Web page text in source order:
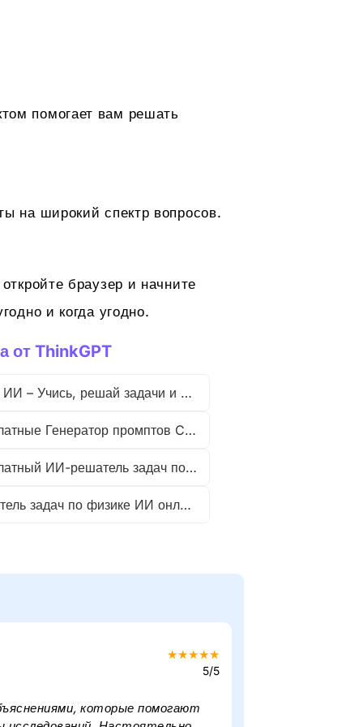
помогает вам решать
на широкий спектр вопросов.
браузер и начните
и когда угодно.
от ThinkGPT
Чат с ИИ – Учись, решай задачи и общайся с искусственным интеллектом
Бесплатные Генератор промптов ChatGPT Создавайте идеи мгновенно
Бесплатный ИИ-решатель задач по экономике онлайн
Решатель задач по физике ИИ онлайн
★★★★★
5/5
которые помогают